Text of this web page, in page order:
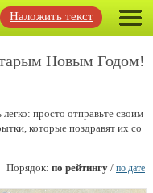
Наложить текст
Новым Годом!
просто отправьте своим
которые поздравят их со
Порядок: по рейтингу / по дате